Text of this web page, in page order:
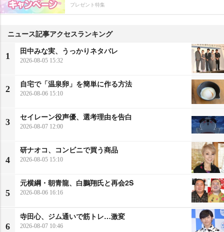
プレゼント特集
ニュース記事アクセスランキング
1
田中みな実、うっかりネタバレ
2026-08-05 15:32
2
自宅で「温泉卵」を簡単に作る方法
2026-08-06 15:10
3
セイレーン役声優、選考理由を告白
2026-08-07 12:00
4
研ナオコ、コンビニで買う商品
2026-08-05 15:10
5
元横綱・朝青龍、白鵬翔氏と再会2S
2026-08-06 16:16
6
寺田心、ジム通いで筋トレ…激変
2026-08-07 10:46